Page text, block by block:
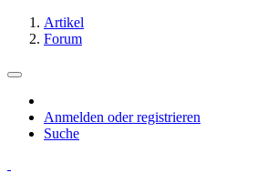
Artikel
Forum
Anmelden oder registrieren
Suche